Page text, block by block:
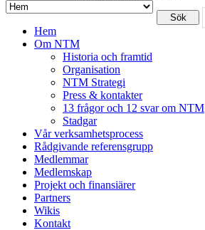
Hem
Om NTM
Historia och framtid
Organisation
NTM Strategi
Press & kontakter
13 frågor och 12 svar om NTM
Stadgar
Vår verksamhetsprocess
Rådgivande referensgrupp
Medlemmar
Medlemskap
Projekt och finansiärer
Partners
Wikis
Kontakt